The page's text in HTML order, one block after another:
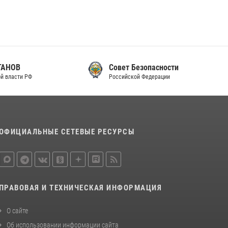
В Челябинске росгвардейцы задержали
скорой помощи (видео)
14 июля 2026, 12:20 1
Совет Безопасности
Российской Федерации
СЕТЕВЫЕ РЕСУРСЫ
ПРАВОВАЯ И ТЕХНИЧЕСКАЯ ИНФОРМАЦИЯ
О сайте
Об использовании информации сайта